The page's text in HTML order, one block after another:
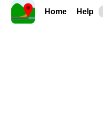
Home Help